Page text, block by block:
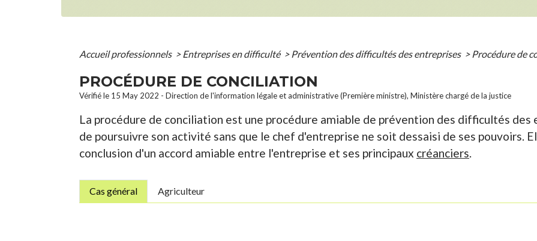
Accueil professionnels > Entreprises en difficulté > Prévention des difficultés des entreprises > Procédure de
PROCÉDURE DE CONCILIATION
Vérifié le 15 May 2022 - Direction de l'information légale et administrative (Première ministre), Ministère chargé de la justice
La procédure de conciliation est une procédure amiable de prévention des difficultés
de poursuivre son activité sans que le chef d'entreprise ne soit dessaisi de ses pouvoirs.
conclusion d'un accord amiable entre l'entreprise et ses principaux créanciers.
Cas général Agriculteur